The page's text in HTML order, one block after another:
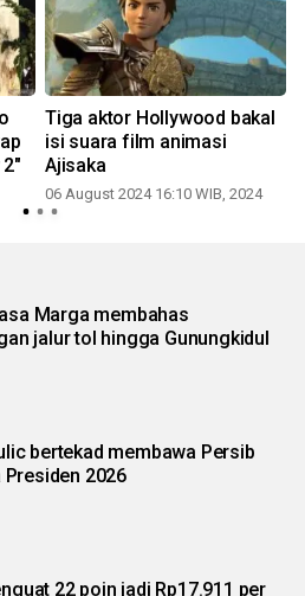
Tiga aktor Hollywood bakal
isi suara film animasi
Ajisaka
06 August 2024 16:10 WIB, 2024
Marga membahas
jalur tol hingga Gunungkidul
bertekad membawa Persib
Presiden 2026
22 poin jadi Rp17.911 per